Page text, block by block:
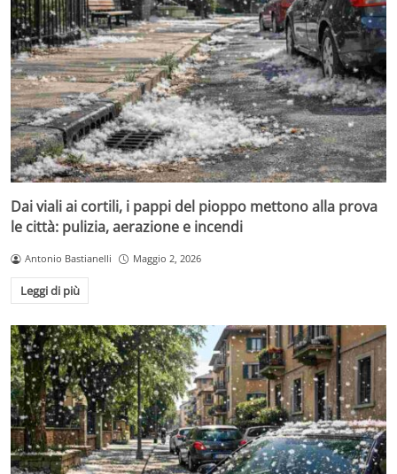
Dai viali ai cortili, i pappi del pioppo mettono alla prova
le città: pulizia, aerazione e incendi
Antonio Bastianelli Maggio 2, 2026
Leggi di più